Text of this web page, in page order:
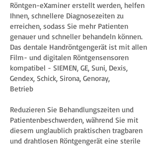
Röntgen-eXaminer erstellt werden, helfen
Ihnen, schnellere Diagnosezeiten zu
erreichen, sodass Sie mehr Patienten
genauer und schneller behandeln können.
Das dentale Handröntgengerät ist mit allen
Film- und digitalen Röntgensensoren
kompatibel - SIEMEN, GE, Suni, Dexis,
Gendex, Schick, Sirona, Genoray,
Betrieb
Reduzieren Sie Behandlungszeiten und
Patientenbeschwerden, während Sie mit
diesem unglaublich praktischen tragbaren
und drahtlosen Röntgengerät eine sterile